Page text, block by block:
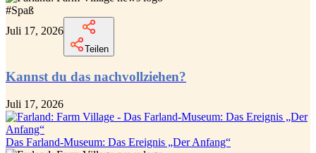
#Spaß
Juli 17, 2026
Teilen
Kannst du das nachvollziehen?
Juli 17, 2026
Das Farland-Museum: Das Ereignis „Der Anfang“